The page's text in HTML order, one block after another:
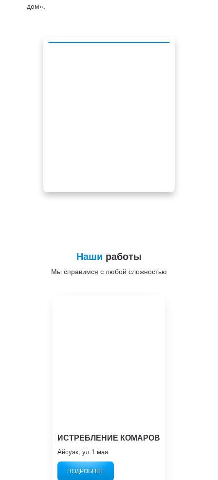
дом».
Наши работы
Мы справимся с любой сложностью
ИСТРЕБЛЕНИЕ КОМАРОВ
Айсуак, ул.1 мая
ПОДРОБНЕЕ